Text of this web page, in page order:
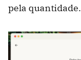
pela quantidade.